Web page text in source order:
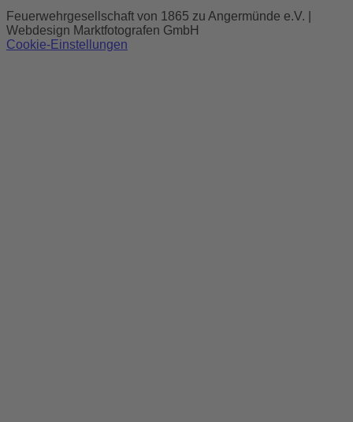
Feuerwehrgesellschaft von 1865 zu Angermünde e.V. |
Webdesign Marktfotografen GmbH
Cookie-Einstellungen